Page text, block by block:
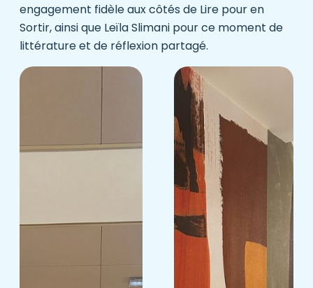
engagement fidèle aux côtés de Lire pour en
Sortir, ainsi que Leïla Slimani pour ce moment de
littérature et de réflexion partagé.